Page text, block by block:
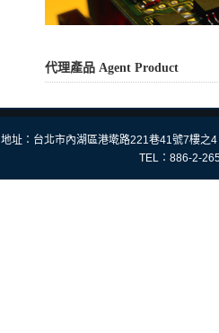
代理產品 Agent Product
地址：台北市內湖區港墘路221巷41號7樓之4
TEL： 886-2-